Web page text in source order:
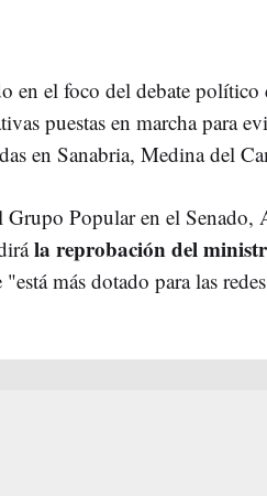
en el foco del debate
puestas en marcha para
en Sanabria, Medina del
Grupo Popular en el Senado,
la reprobación del
más dotado para las